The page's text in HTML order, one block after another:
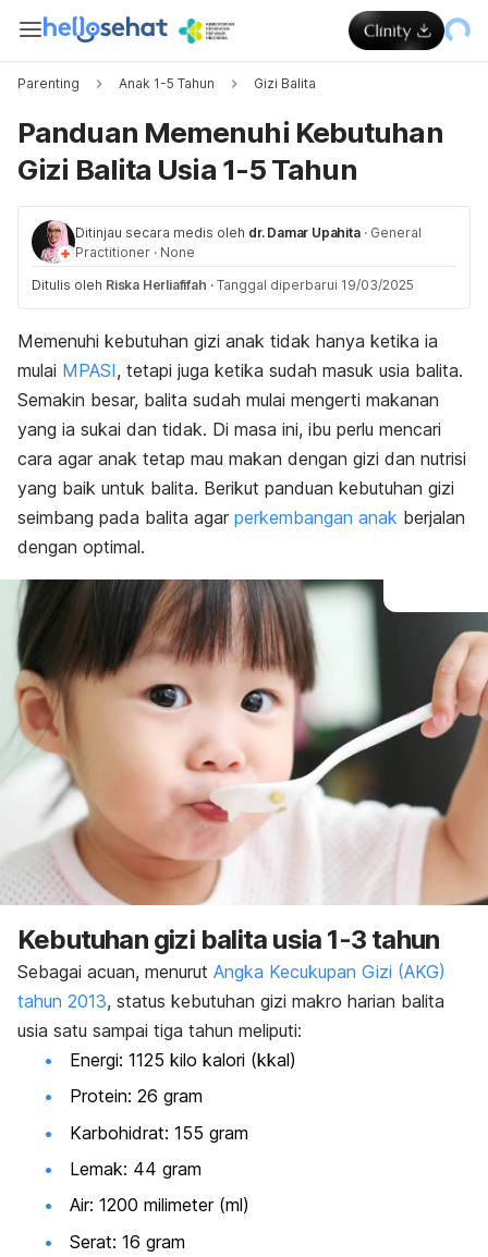
Parenting Anak 1-5 Tahun Gizi Balita
Panduan Memenuhi Kebutuhan
Gizi Balita Usia 1-5 Tahun
Ditinjau secara medis oleh dr. Damar Upahita · General
Practitioner · None
Ditulis oleh Riska Herliafifah · Tanggal diperbarui 19/03/2025
Memenuhi kebutuhan gizi anak tidak hanya ketika ia
mulai MPASI, tetapi juga ketika sudah masuk usia balita.
Semakin besar, balita sudah mulai mengerti makanan
yang ia sukai dan tidak. Di masa ini, ibu perlu mencari
cara agar anak tetap mau makan dengan gizi dan nutrisi
yang baik untuk balita. Berikut panduan kebutuhan gizi
seimbang pada balita agar perkembangan anak berjalan
dengan optimal.
Kebutuhan gizi balita usia 1-3 tahun
Sebagai acuan, menurut Angka Kecukupan Gizi (AKG)
tahun 2013, status kebutuhan gizi makro harian balita
usia satu sampai tiga tahun meliputi:
Energi: 1125 kilo kalori (kkal)
Protein: 26 gram
Karbohidrat: 155 gram
Lemak: 44 gram
Air: 1200 milimeter (ml)
Serat: 16 gram